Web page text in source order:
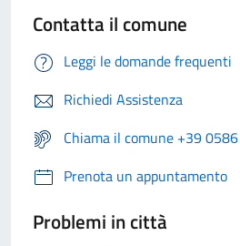
Contatta il comune
Leggi le domande frequenti
Richiedi Assistenza
Chiama il comune +39
Prenota un appuntamento
Problemi in città